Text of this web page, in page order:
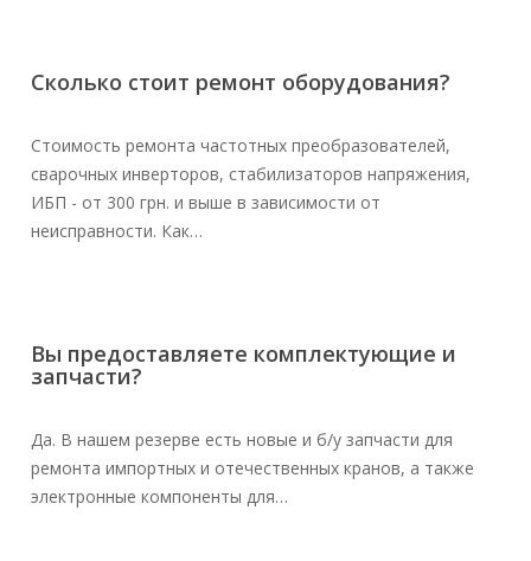
Сколько стоит ремонт оборудования?
Стоимость ремонта частотных преобразователей,
сварочных инверторов, стабилизаторов напряжения,
ИБП - от 300 грн. и выше в зависимости от
неисправности. Как…
Вы предоставляете комплектующие и
запчасти?
Да. В нашем резерве есть новые и б/у запчасти для
ремонта импортных и отечественных кранов, а также
электронные компоненты для…